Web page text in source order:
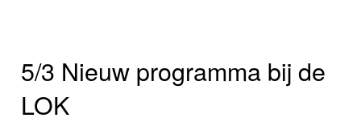
5/3 Nieuw programma bij de
LOK